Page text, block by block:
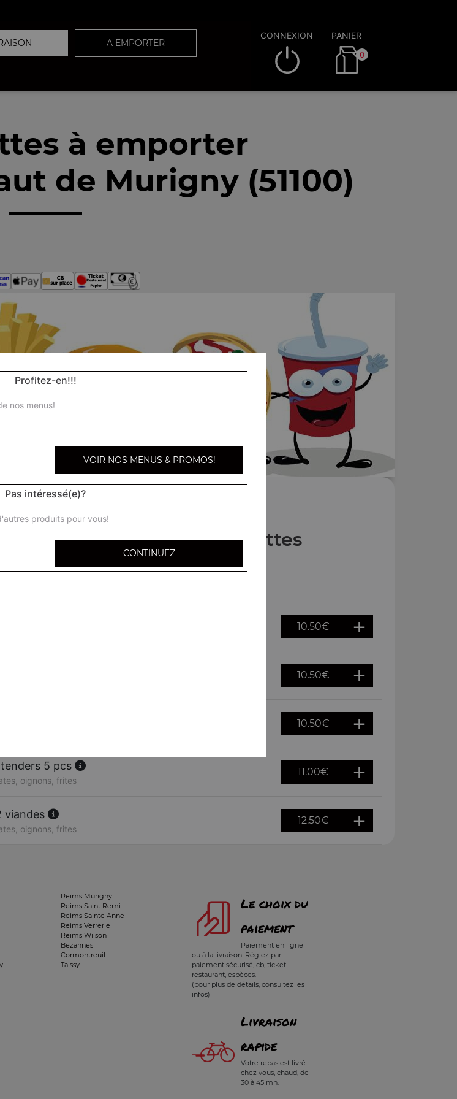
A EMPORTER
CONNEXION PANIER
0
à emporter
de Murigny (51100)
Nos Assiettes
10.50€
10.50€
10.50€
5 pcs
oignons, frites
11.00€
viandes
oignons, frites
12.50€
Reims Murigny
Reims Saint Remi
Reims Sainte Anne
Reims Verrerie
Reims Wilson
Bezannes
Cormontreuil
Taissy
Le choix du
paiement
Paiement en ligne
ou à la livraison. Réglez par
paiement sécurisé, cb, ticket
restaurant, espèces.
(pour plus de détails, consultez les
infos)
Livraison
rapide
Votre repas est livré
chez vous, chaud, de
30 à 45 mn.
Profitez-en!!!
nos menus!
VOIR NOS MENUS & PROMOS!
Pas intéressé(e)?
produits pour vous!
CONTINUEZ